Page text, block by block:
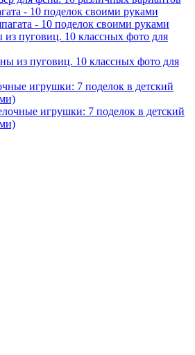
- 10 поделок своими руками
пуговиц. 10 классных фото для
игрушки: 7 поделок в детский